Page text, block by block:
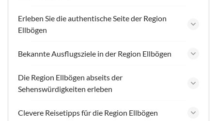
Erleben Sie die authentische Seite der Region
Ellbögen
Bekannte Ausflugsziele in der Region Ellbögen
Die Region Ellbögen abseits der
Sehenswürdigkeiten erleben
Clevere Reisetipps für die Region Ellbögen